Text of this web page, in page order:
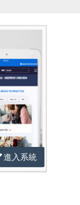
進入系統